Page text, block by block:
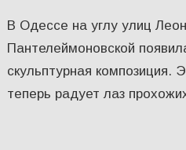
В Одессе на углу улиц
Пантелеймоновской
скульптурная композиция.
теперь радует лаз